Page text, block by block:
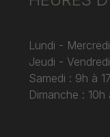
Lundi -
Jeudi -
Samedi : 9h à
Dimanche : 10h